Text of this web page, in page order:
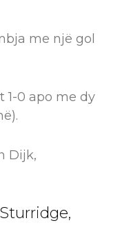
me një gol
1-0 apo me dy
Dijk,